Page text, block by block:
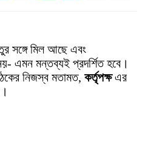
সঙ্গে মিল আছে এবং
এমন মন্তব্যই প্রদর্শিত হবে।
নিজস্ব মতামত, কর্তৃপক্ষএর